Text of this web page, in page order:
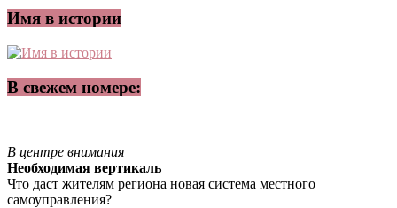
Имя в истории
В свежем номере:
В центре внимания
Необходимая вертикаль
Что даст жителям региона новая система местного
самоуправления?